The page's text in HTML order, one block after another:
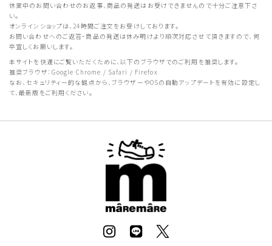
休業中のお問い合わせのお返事、商品の発送はお受けできませんので十分ご注意下さ
い。
オンラインショップは、24時間ご注文をお受けしております。
お問い合わせへのご返答・商品の発送は休み明けより順次対応させて頂きますので、何
卒宜しくお願いします。
本サイトを快適にご覧いただくために、以下のブラウザでのご利用を推奨します。
推奨ブラウザ：Google Chrome / Safari / Firefox
なお、セキュリティー的な観点から、ブラウザーやOSの自動アップデートを有効に設定し
て、最新版をご利用ください。